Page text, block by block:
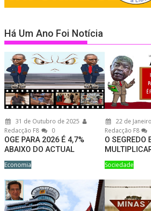
Há Um Ano Foi Notícia
31 de Outubro de 2025
Redacção F8
0
OGE PARA 2026 É 4,7%
ABAIXO DO ACTUAL
Economia
22 de
Redacção F8
O SEGREDO
Sociedade